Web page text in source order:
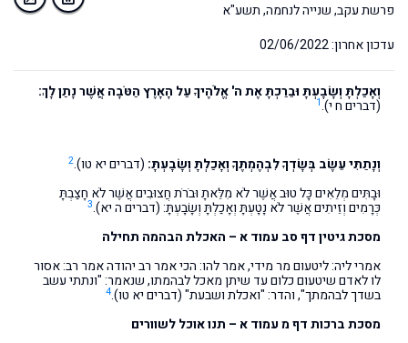
פרשת עקב, שנייה לנחמה, תשע"א
עדכון אחרון: 02/06/2022
וְאָכַלְתָּ וְשָׂבָעְתָּ וּבֵרַכְתָּ אֶת ה' אֱלֹהֶיךָ עַל הָאָרֶץ הַטֹּבָה אֲשֶׁר נָתַן לָךְ:
(דברים ח י).1
וְנָתַתִּי עֵשֶׂב בְּשָׂדְךָ לִבְהֶמְתֶּךָ וְאָכַלְתָּ וְשָׂבָעְתָּ: (דברים יא טו).2
וּבָתִּים מְלֵאִים כָּל טוּב אֲשֶׁר לֹא מִלֵּאתָ וּבֹרֹת חֲצוּבִים אֲשֶׁר לֹא חָצַבְתָּ
כְּרָמִים וְזֵיתִים אֲשֶׁר לֹא נָטָעְתָּ וְאָכַלְתָּ וְשָׂבָעְתָּ: (דברים ה יא).3
מסכת גיטין דף סב עמוד א – האכלת הבהמה תחילה
אמרי ליה: ליטעום מר מידי, אמר להו: הכי אמר רב יהודה אמר רב: אסור
לו לאדם שיטעום כלום עד שיתן מאכל לבהמתו, שנאמר: "ונתתי עשב
בשדך לבהמתך", והדר: "ואכלת ושבעת" (דברים יא טו).4
מסכת ברכות דף מ עמוד א – תנו אוכל לשוורים